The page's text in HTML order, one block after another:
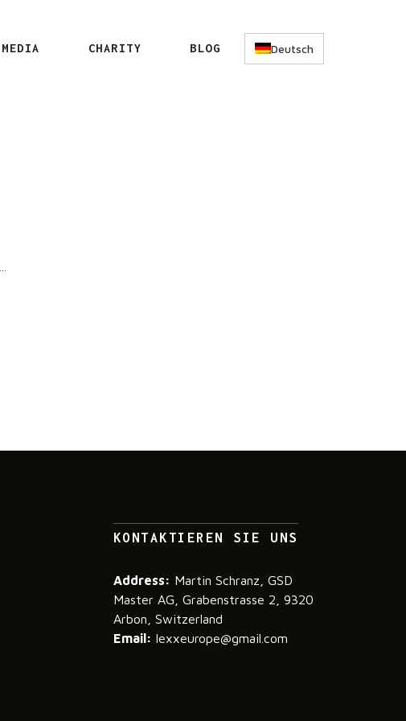
MEDIA CHARITY BLOG Deutsch
KONTAKTIEREN SIE UNS
Address: Martin Schranz, GSD
Master AG, Grabenstrasse 2, 9320
Arbon, Switzerland
Email: lexxeurope@gmail.com